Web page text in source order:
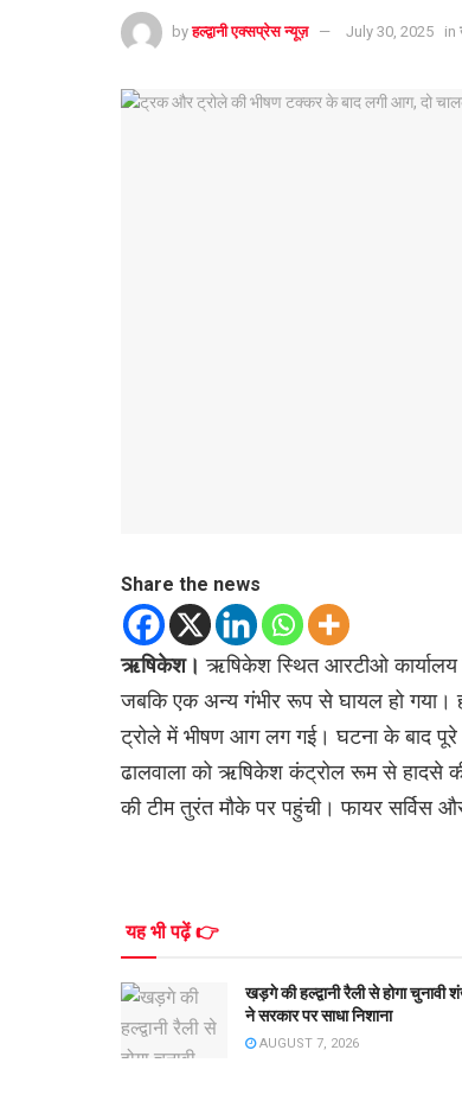
by हल्द्वानी एक्सप्रेस न्यूज़ July 30, 2025 in
Share the news
ऋषिकेश।ऋषिकेश स्थित आरटीओ कार्यालय
जबकि एक अन्य गंभीर रूप से घायल हो
ट्रोले में भीषण आग लग गई। घटना के बाद
ढालवाला को ऋषिकेश कंट्रोल रूम से हादसे
की टीम तुरंत मौके पर पहुंची। फायर सर्विस
यह भी पढ़ें 👉
खड़गे की हल्द्वानी रैली से होगा चुनावी
ने सरकार पर साधा निशाना
AUGUST 7, 2026